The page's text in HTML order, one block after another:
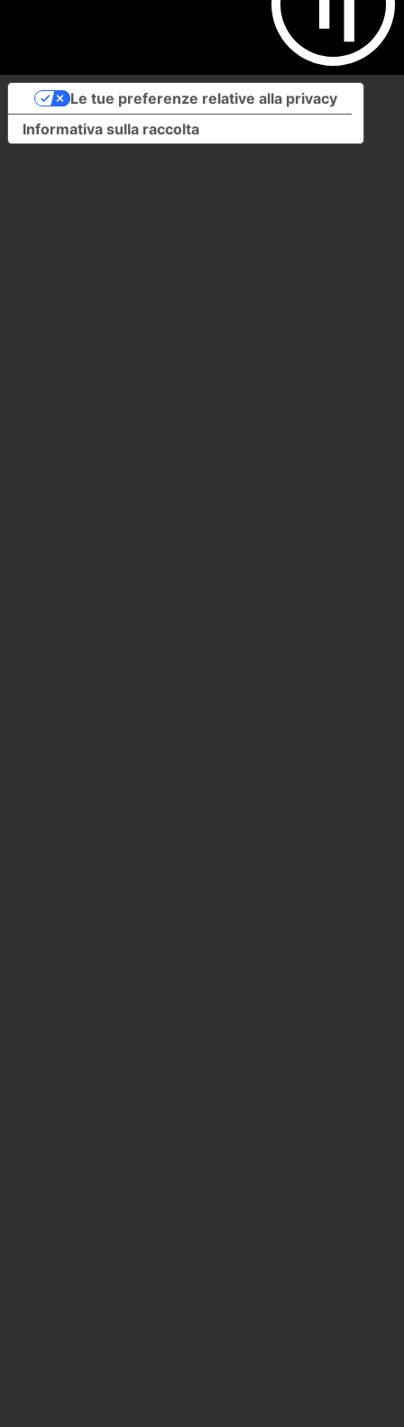
Informativa sulla raccolta
Le tue preferenze relative alla privacy